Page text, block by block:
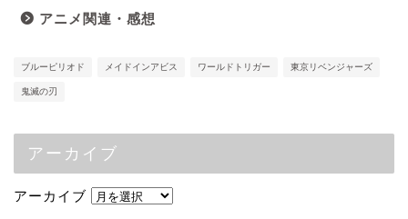
アニメ関連・感想
ブルーピリオド メイドインアビス ワールドトリガー 東京リベンジャーズ
鬼滅の刃
アーカイブ
アーカイブ